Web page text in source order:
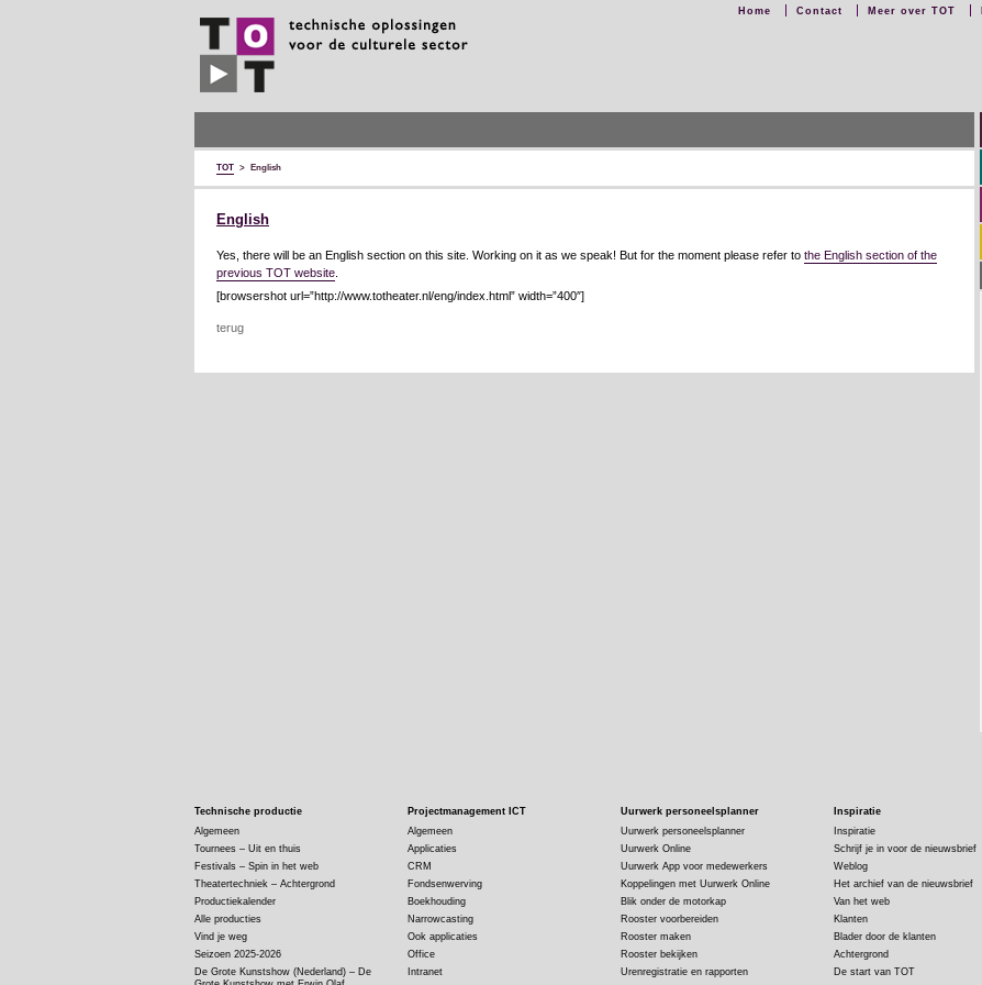
voor
culturele
sector
Home Contact Meer over TOT
TOT > English
English
Yes, there will be an English section on this site. Working on it as we speak! But for the moment please refer to the English section of the
previous TOT website
[browsershot url=”http://www.totheater.nl/eng/index.html” width=”400″]
terug
Technische productie
Algemeen
Tournees – Uit en thuis
Festivals – Spin in het web
Theatertechniek – Achtergrond
Productiekalender
Alle producties
Vind je weg
Seizoen 2025-2026
De Grote Kunstshow (Nederland) – De
Projectmanagement ICT
Algemeen
Applicaties
CRM
Fondsenwerving
Boekhouding
Narrowcasting
Ook applicaties
Office
Intranet
Uurwerk personeelsplanner
Uurwerk personeelsplanner
Uurwerk Online
Uurwerk App voor medewerkers
Koppelingen met Uurwerk Online
Blik onder de motorkap
Rooster voorbereiden
Rooster maken
Rooster bekijken
Urenregistratie en rapporten
Inspiratie
Inspiratie
Schrijf je in voor de nieuwsbrief
Weblog
Het archief van de nieuwsbrief
Van het web
Klanten
Blader door de klanten
Achtergrond
De start van TOT